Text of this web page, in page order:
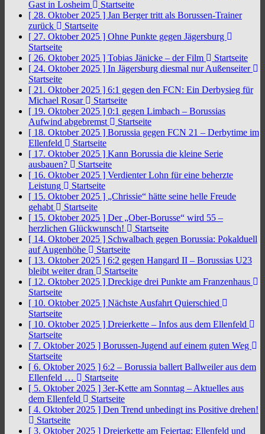
Gast in Losheim
Startseite
[ 28. Oktober 2025 ] Jan Berger tritt als Borussen-Trainer
zurück
Startseite
[ 27. Oktober 2025 ] Ohne Punkte gegen Jägersburg
Startseite
[ 26. Oktober 2025 ] Tobias Jänicke – der Film
Startseite
[ 24. Oktober 2025 ] In Jägersburg diesmal nur Außenseiter
Startseite
[ 21. Oktober 2025 ] 6:1 gegen den FCN: Ein Derbysieg für
Michael Rosar
Startseite
[ 19. Oktober 2025 ] 0:1 gegen Limbach – Borussias
Aufwind abgebremst
Startseite
[ 18. Oktober 2025 ] Borussia gegen FCN 21 – Derbytime im
Ellenfeld
Startseite
[ 17. Oktober 2025 ] Kann Borussia die kleine Serie
ausbauen?
Startseite
[ 16. Oktober 2025 ] Verdienter Lohn für eine beherzte
Leistung
Startseite
[ 15. Oktober 2025 ] „Chrissie“ hätte seine helle Freude
gehabt
Startseite
[ 15. Oktober 2025 ] Der „Ober-Borusse“ wird 55 –
herzlichen Glückwunsch!
Startseite
[ 14. Oktober 2025 ] Schwalbach gegen Borussia: Pokalduell
auf Augenhöhe
Startseite
[ 13. Oktober 2025 ] 6:2 gegen Hangard II – Borussias U23
bleibt weiter dran
Startseite
[ 12. Oktober 2025 ] Dreckige drei Punkte am Franzenhaus
Startseite
[ 10. Oktober 2025 ] Nächste Ausfahrt Quierschied
Startseite
[ 10. Oktober 2025 ] Dreierkette – Infos aus dem Ellenfeld
Startseite
[ 7. Oktober 2025 ] Borussen-Jugend auf einem guten Weg
Startseite
[ 6. Oktober 2025 ] 6:2 – Borussia ballert Ballweiler aus dem
Ellenfeld …
Startseite
[ 5. Oktober 2025 ] 3er-Kette am Sonntag – Aktuelles aus
dem Ellenfeld
Startseite
[ 4. Oktober 2025 ] Den Trend unbedingt ins Positive drehen!
Startseite
[ 3. Oktober 2025 ] Dreierkette am Feiertag: Ellenfeld und